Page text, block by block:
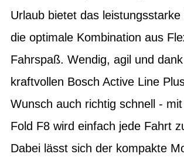
Urlaub bietet das leistungsstarke
die optimale Kombination aus
Fahrspaß. Wendig, agil und
kraftvollen Bosch Active Line
Wunsch auch richtig schnell -
Fold F8 wird einfach jede Fahrt
Dabei lässt sich der kompakte